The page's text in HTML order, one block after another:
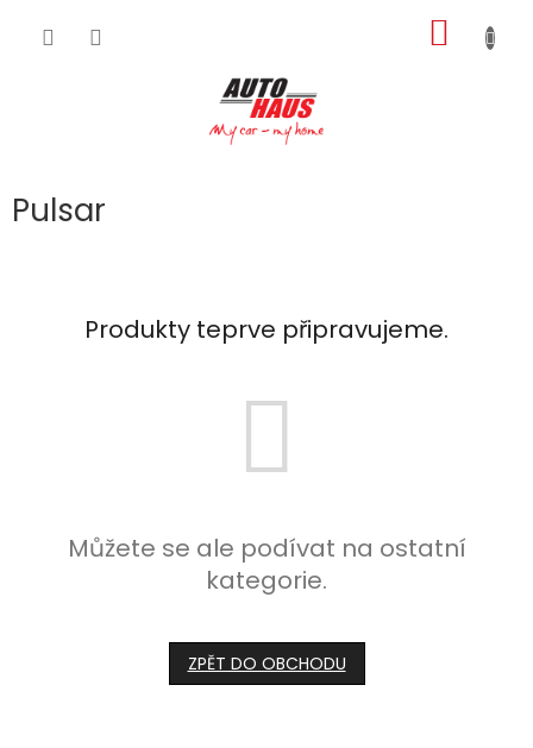
KOŠÍK
Pulsar
Produkty teprve připravujeme.
Můžete se ale podívat na ostatní
kategorie.
ZPĚT DO OBCHODU